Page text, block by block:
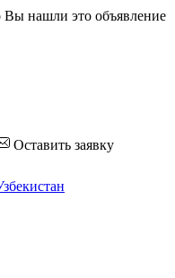
Вы нашли это объявление
Оставить заявку